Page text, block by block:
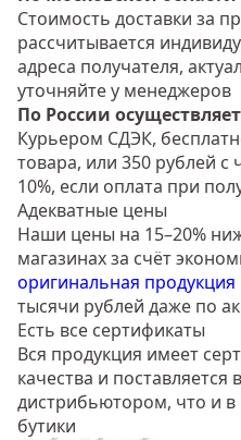
Стоимость доставки за
рассчитывается
адреса получателя,
уточняйте у менеджеров
По России
Курьером СДЭК,
товара, или 350 рублей
10%, если оплата при
Адекватные цены
Наши цены на 15–20%
магазинах за счёт
оригинальная продукция
тысячи рублей даже по
Есть все сертификаты
Вся продукция имеет
качества и
дистрибьютором, что и
бутики